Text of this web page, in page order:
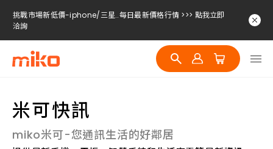
挑戰市場新低價-iphone/三星..每日最新價格行情 >>> 點我立即
洽詢
挑戰市場新低價-iphone/三星..每日最新價格行情 >>> 點我立即
洽詢
挑戰市場新低價-iphone/三星..每日最新價格行情 >>> 點我立即
米可快訊
miko米可-您通訊生活的好鄰居